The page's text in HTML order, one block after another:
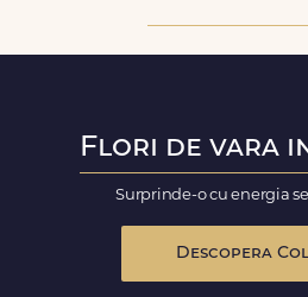
Flori de vara
Surprinde-o cu energia
Descopera